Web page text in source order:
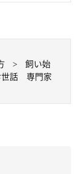
飼い始
世話 専門家